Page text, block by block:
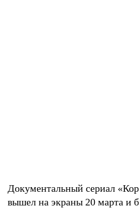
Документальный сериал
вышел на экраны 20 марта и